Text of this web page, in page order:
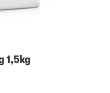
1,5kg